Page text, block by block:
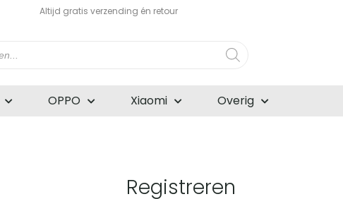
Altijd gratis verzending én retour
OPPO Xiaomi Overig
Registreren